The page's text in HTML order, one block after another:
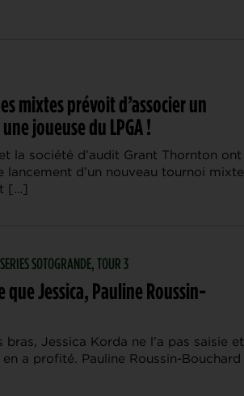
mixtes prévoit d’associer un
joueuse du LPGA !
la société d’audit Grant Thornton ont
lancement d’un nouveau tournoi mixte
[…]
SOTOGRANDE, TOUR 3
Jessica, Pauline Roussin-
Jessica Korda ne l’a pas saisie et
a profité. Pauline Roussin-Bouchard